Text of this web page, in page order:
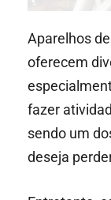
Aparelhos
oferecem
fazer
sendo um
deseja